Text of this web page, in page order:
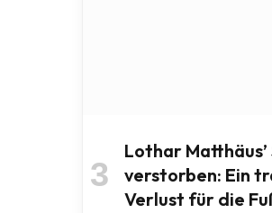
Lothar Matthäus’
verstorben: Ein
Verlust für die